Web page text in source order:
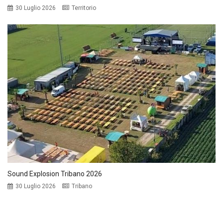
30 Luglio 2026 Territorio
Sound Explosion Tribano 2026
30 Luglio 2026 Tribano